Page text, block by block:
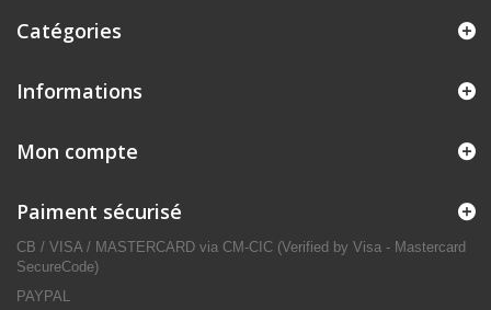
Catégories
Informations
Mon compte
Paiment sécurisé
CB / VISA / MASTERCARD via CM-CIC (Verified by Visa - Mastercard
SecureCode)
PAYPAL